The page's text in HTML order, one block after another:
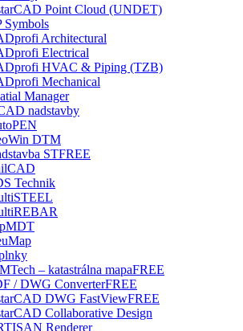
Point Cloud (UNDET)
Symbols
Architectural
Electrical
HVAC & Piping (TZB)
Mechanical
Manager
nadstavby
DTM
STFREE
Technik
– katastrálna mapaFREE
/ DWG ConverterFREE
DWG FastViewFREE
Collaborative Design
Renderer